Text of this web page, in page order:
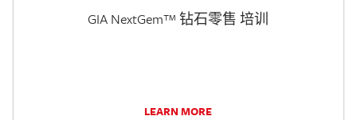
GIA NextGem™ 钻石零售 培训
LEARN MORE